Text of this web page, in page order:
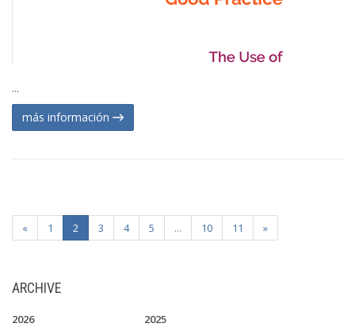
...
más información
« 1 2 3 4 5 ... 10 11 »
ARCHIVE
2026 2025